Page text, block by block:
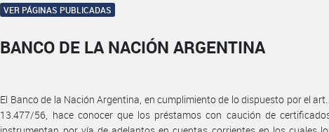
VER PÁGINAS PUBLICADAS
BANCO DE LA NACIÓN ARGENTINA
El Banco de la Nación Argentina, en cumplimiento de lo dispuesto por el
13.477/56, hace conocer que los préstamos con caución de